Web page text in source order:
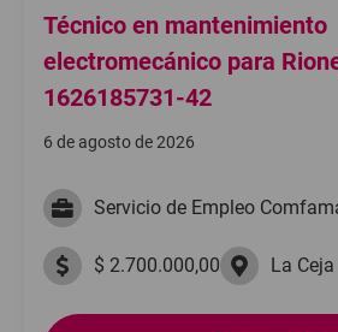
Técnico en mantenimiento
electromecánico para
1626185731-42
6 de agosto de 2026
Servicio de Empleo
$ 2.700.000,00 La Ceja